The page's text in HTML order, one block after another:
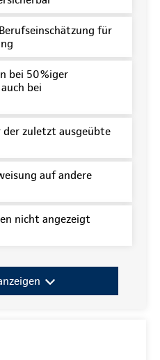
für
bei 50%iger
bei
zuletzt ausgeübte
auf andere
nicht angezeigt